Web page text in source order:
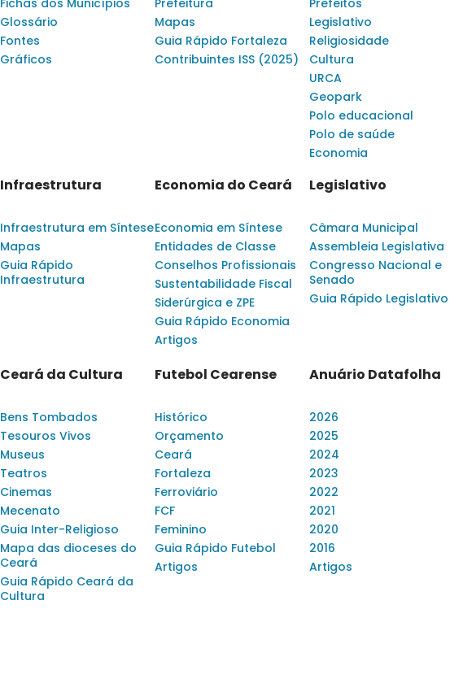
Fichas dos Municípios
Glossário
Fontes
Gráficos
Prefeitura
Mapas
Guia Rápido Fortaleza
Contribuintes ISS (2025)
Prefeitos
Legislativo
Religiosidade
Cultura
URCA
Geopark
Polo educacional
Polo de saúde
Economia
Infraestrutura
Infraestrutura em Síntese
Mapas
Guia Rápido
Infraestrutura
Economia do Ceará
Economia em Síntese
Entidades de Classe
Conselhos Profissionais
Sustentabilidade Fiscal
Siderúrgica e ZPE
Guia Rápido Economia
Artigos
Legislativo
Câmara Municipal
Assembleia Legislativa
Congresso Nacional e
Senado
Guia Rápido Legislativo
Ceará da Cultura
Bens Tombados
Tesouros Vivos
Museus
Teatros
Cinemas
Mecenato
Guia Inter-Religioso
Mapa das dioceses do
Ceará
Guia Rápido Ceará da
Cultura
Futebol Cearense
Histórico
Orçamento
Ceará
Fortaleza
Ferroviário
FCF
Feminino
Guia Rápido Futebol
Artigos
Anuário Datafolha
2026
2025
2024
2023
2022
2021
2020
2016
Artigos